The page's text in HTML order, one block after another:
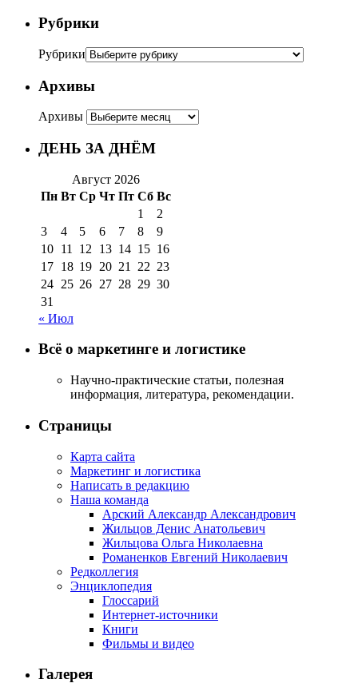
Рубрики
Рубрики
Архивы
Архивы
ДЕНЬ ЗА ДНЁМ
Август 2026
Пн Вт Ср Чт Пт Сб Вс
1
2
3
4 5 6 7 8
9
10 11 12 13 14 15 16
17 18 19 20 21 22 23
24 25 26 27 28 29 30
31
« Июл
Всё о маркетинге и логистике
Научно-практические статьи, полезная
информация, литература, рекомендации.
Страницы
Карта сайта
Маркетинг и логистика
Написать в редакцию
Наша команда
Арский Александр Александрович
Жильцов Денис Анатольевич
Жильцова Ольга Николаевна
Романенков Евгений Николаевич
Редколлегия
Энциклопедия
Глоссарий
Интернет-источники
Книги
Фильмы и видео
Галерея